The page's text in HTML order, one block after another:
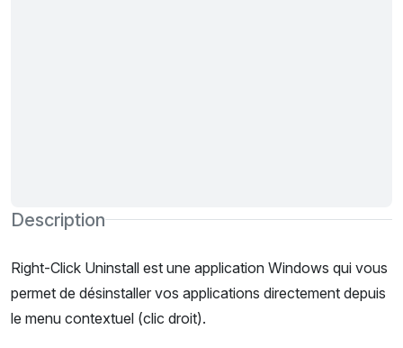
Description
Right-Click Uninstall est une application Windows qui vous
permet de désinstaller vos applications directement depuis
le menu contextuel (clic droit).